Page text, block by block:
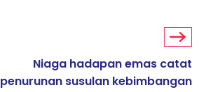
Niaga hadapan emas catat
penurunan susulan kebimbangan